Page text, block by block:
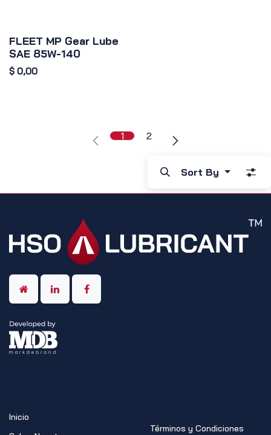
FLEET MP Gear Lube
SAE 85W-140
$ 0,00
1 2
Sort By
Inicio
Términos y Condiciones